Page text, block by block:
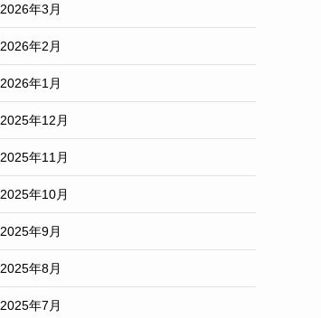
2026年3月
2026年2月
2026年1月
2025年12月
2025年11月
2025年10月
2025年9月
2025年8月
2025年7月